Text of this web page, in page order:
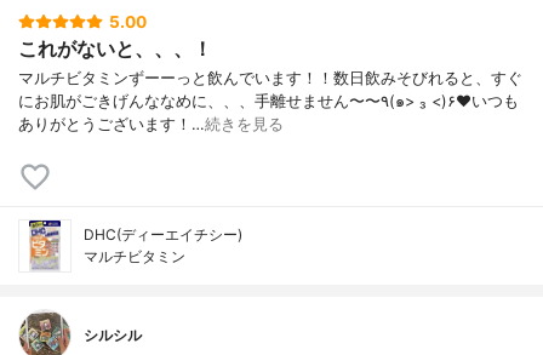
5.00
これがないと、、、！
マルチビタミンずーーっと飲んでいます！！数日飲みそびれると、すぐ
にお肌がごきげんななめに、、、手離せません〜〜٩(๑> ₃ <)۶♥いつも
ありがとうございます！…続きを見る
DHC(ディーエイチシー)
マルチビタミン
シルシル